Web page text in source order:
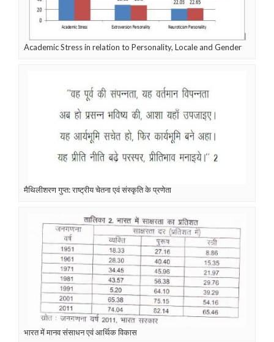
Academic Stress in relation to Personality, Locale and Gender
मैथिलीशरण गुप्त: राष्ट्रीय चेतना एवं संस्कृति के प्रणेता
भारत में मानव संसाधन एवं आर्थिक विकास